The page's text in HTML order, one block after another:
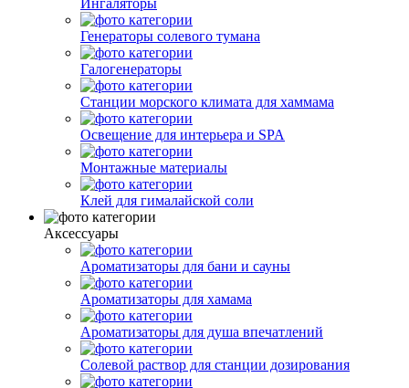
Генераторы солевого тумана
Галогенераторы
Станции морского климата для хаммама
Освещение для интерьера и SPA
Монтажные материалы
Клей для гималайской соли
Аксессуары
Ароматизаторы для бани и сауны
Ароматизаторы для хамама
Ароматизаторы для душа впечатлений
Солевой раствор для станции дозирования